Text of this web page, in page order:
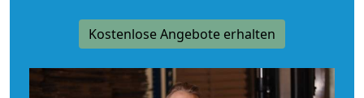
Kostenlose Angebote erhalten